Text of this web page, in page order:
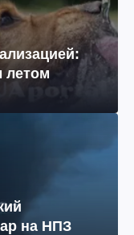
летом
на НПЗ